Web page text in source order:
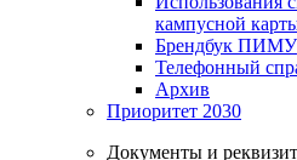
кампусной
Брендбук ПИМУ
Телефонный
Архив
Приоритет 2030
Документы и